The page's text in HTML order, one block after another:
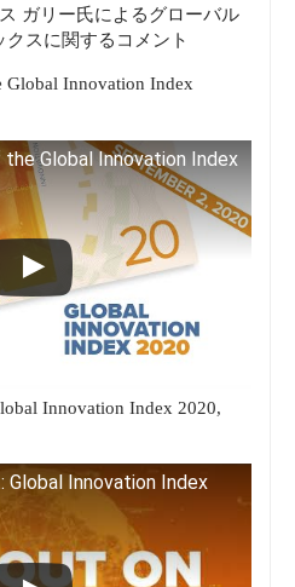
ガリー氏によるグローバル
スに関するコメント
Global Innovation Index
Global Innovation Index
Innovation Index 2020,
Global Innovation Index